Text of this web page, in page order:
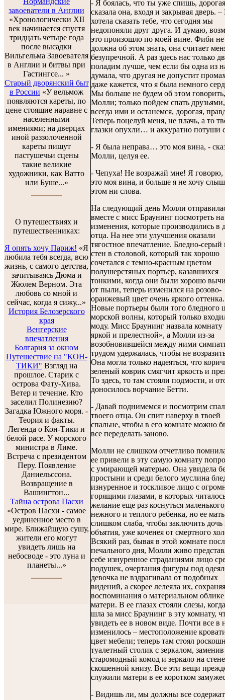
завоеватели в Англии
«Хронологически XII
век начинается спустя
тридцать четыре года
после высадки
Вильгельма Завоевателя
в Англии и битвы при
Гастингсе... »
Старый дворянский быт
в России «У вельмож
появляются кареты, по
цене стоящие наравне с
населенными
имениями; на дверцах
иной раззолоченной
кареты пишут
пастушечьи сцены
такие великие
художники, как Ватто
или Буше...»
О путешествиях и
путешественниках:
Я опять хочу Париж! «Я
любила тебя всегда, всю
жизнь, с самого детства,
зачитываясь Дюма и
Жюлем Верном. Эта
любовь со мной и
сейчас, когда я сижу...»
История Белозерского
края
Венгерские
впечатления
Болгария за окном
Путешествие на "КОН-
ТИКИ" Взгляд на
прошлое. Старик с
острова Фату-Хива.
Ветер и течение. Кто
заселил Полинезию?
Загадка Южного моря. -
Теория и факты.
Легенда о Кон-Тики и
белой расе. У морского
министра в Лиме.
Встреча с президентом
Перу. Появление
Даниельссона.
Возвращение в
Вашингтон...
Тайна острова Пасхи
«Остров Пасхи - самое
уединенное место в
мире. Ближайшую сушу,
жители его могут
увидеть лишь на
небосводе - это луна и
планеты...»
- Я боялась, что ты уже спишь,
сказала она, входя и закрывая дверь.
хотела сказать тебе, что сегодня мы
недопоняли друг друга. И думаю,
это произошло по моей вине. Фиби не
должна об этом знать, она считает
безупречной. А раз здесь нас только
поладим лучше, чем если бы одна из
думала, что другая не допустит
даже кажется, что я была немного
Мы больше не будем об этом говорить,
Молли; только пойдем спать
всегда ими и останемся, дорогая,
Теперь поцелуй меня, не плачь, а то
глазки опухли… и аккуратно потуши
- Я была неправа… это моя вина, -
Молли, целуя ее.
- Чепуха! Не возражай мне! Я говорю,
это моя вина, и больше я не хочу
этом ни слова.
На следующий день Молли
вместе с мисс Браунинг посмотреть на
изменения, которые производились в
отца. На нее эти улучшения оказали
тягостное впечатление. Бледно-серый
стен в столовой, который так хорошо
сочетался с темно-красным цветом
полушерстяных портьер, казавшихся
тонкими, когда они были хорошо
от пыли, теперь изменился на розово-
оранжевый цвет очень яркого оттенка.
Новые портьеры были того бледного
морской волны, который только
моду. Мисс Браунинг назвала комнату
яркой и прелестной», а Молли из-за
возобновившейся между ними
трудом удержалась, чтобы не
Она могла только надеяться, что
зеленый коврик смягчит яркость и
То здесь, то там стояли подмости, и
доносилось ворчание Бетти.
- Давай поднимемся и посмотрим
твоего отца. Он спит наверху в твоей
спальне, чтобы в его комнате можно
все переделать заново.
Молли не слишком отчетливо
ее привели в эту самую комнату
с умирающей матерью. Она увидела
простыни и среди белого муслина
изнуренное и тоскливое лицо с
горящими глазами, в которых
желание еще раз коснуться
нежного и теплого ребенка, но ее
слишком слаба, чтобы заключить дочь
объятия, уже коченея от смертного
Всякий раз, бывая в этой комнате
печального дня, Молли живо
себе изнуренное страданиями лицо
подушек, очертания фигуры под
девочка не вздрагивала от подобных
видений, а скорее лелеяла их, сохраняя
воспоминания о материальном облике
матери. В ее глазах стояли слезы,
шла за мисс Браунинг в эту комнату,
увидеть ее в новом виде. Почти все в
изменилось – местоположение
цвет мебели; теперь там стоял
туалетный столик с зеркалом, заменив
старомодный комод и зеркало на
скошенной книзу. Все эти вещи
служили матери в ее коротком
- Видишь ли, мы должны все